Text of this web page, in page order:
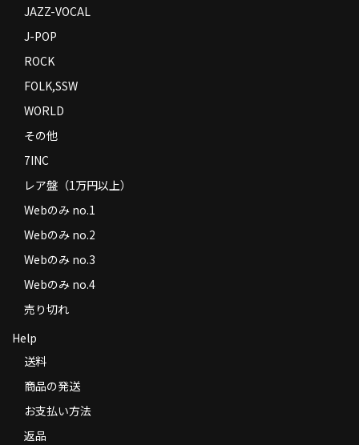
JAZZ-VOCAL
J-POP
ROCK
FOLK,SSW
WORLD
その他
7INC
レア盤（1万円以上）
Webのみ no.1
Webのみ no.2
Webのみ no.3
Webのみ no.4
売り切れ
Help
送料
商品の発送
お支払い方法
返品